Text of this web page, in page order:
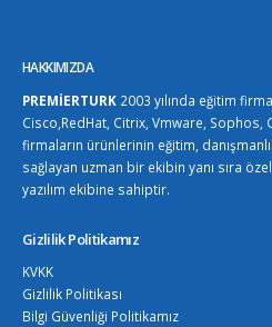
HAKKIMIZDA
PREMİERTURK 2003 yılında eğitim
Cisco,RedHat, Citrix, Vmware,
firmaların ürünlerinin eğitim,
sağlayan uzman bir ekibin yanı sıra
yazılım ekibine sahiptir.
Gizlilik Politikamız
KVKK
Gizlilik Politikası
Bilgi Güvenliği Politikamız